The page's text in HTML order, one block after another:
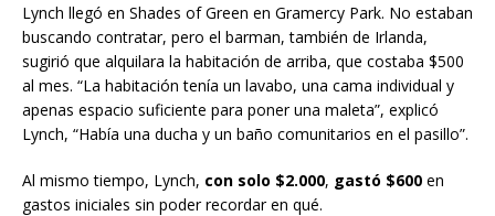
Lynch llegó en Shades of Green en Gramercy Park. No estaban
buscando contratar, pero el barman, también de Irlanda,
sugirió que alquilara la habitación de arriba, que costaba $500
al mes. “La habitación tenía un lavabo, una cama individual y
apenas espacio suficiente para poner una maleta”, explicó
Lynch, “Había una ducha y un baño comunitarios en el pasillo”.
Al mismo tiempo, Lynch, con solo $2.000, gastó $600 en
gastos iniciales sin poder recordar en qué.